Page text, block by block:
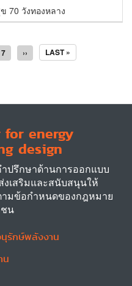
70 วังทองหลาง
Page
7
Next
page
››
LAST
PAGE
LAST »
energy
design
ปรึกษาด้านการออกแบบ
งเสริมและสนับสนุนให้
ามข้อกำหนดของกฎหมาย
น
รักษ์พลังงาน
น